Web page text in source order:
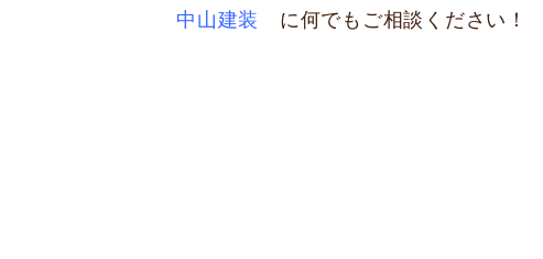
中山建装 に何でもご相談ください！